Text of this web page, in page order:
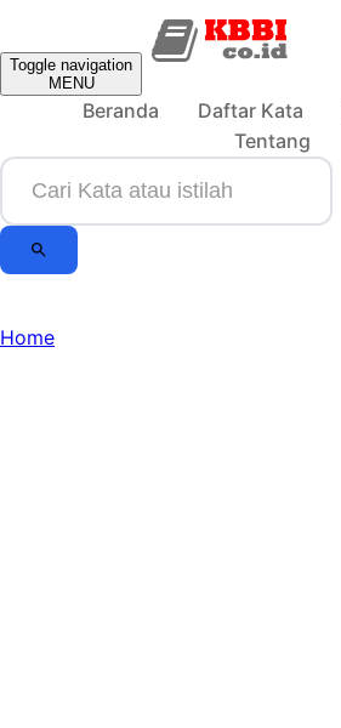
Toggle navigation
MENU
Beranda Daftar Kata
Tentang
Home